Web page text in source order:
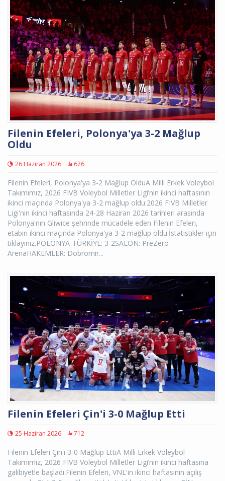
Filenin Efeleri, Polonya'ya 3-2 Mağlup
Oldu
26 Haziran 2026 676
Filenin Efeleri, Polonya'ya 3-2 Mağlup OlduA Milli Erkek Voleybol
Takımımız, 2026 FIVB Voleybol Milletler Ligi’nin ikinci haftasının
ikinci maçında Polonya'ya 3-2 mağlup oldu.2026 FIVB Milletler
Ligi'nin ikinci haftasında 24-28 Haziran 2026 tarihleri arasında
Polonya'nın Gliwice şehrinde mücadele eden Filenin Efeleri,
etabın ikinci maçında Polonya'ya 3-2 mağlup oldu.İstatistikler için
tıklayınız.POLONYA-TÜRKİYE: 3-2SALON: PreZero
ArenaHAKEMLER: Dobromir...
Filenin Efeleri Çin'i 3-0 Mağlup Etti
25 Haziran 2026 712
Filenin Efeleri Çin'i 3-0 Mağlup EttiA Milli Erkek Voleybol
Takımımız, 2026 FIVB Voleybol Milletler Ligi’nin ikinci haftasına
galibiyetle başladı.Filenin Efeleri, VNL'in ikinci haftasının açılış